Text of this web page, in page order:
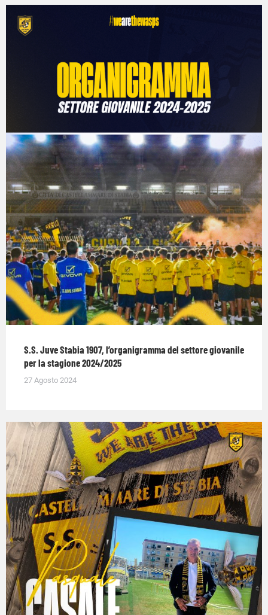
S.S. Juve Stabia 1907, l’organigramma del settore giovanile
per la stagione 2024/2025
27 Agosto 2024